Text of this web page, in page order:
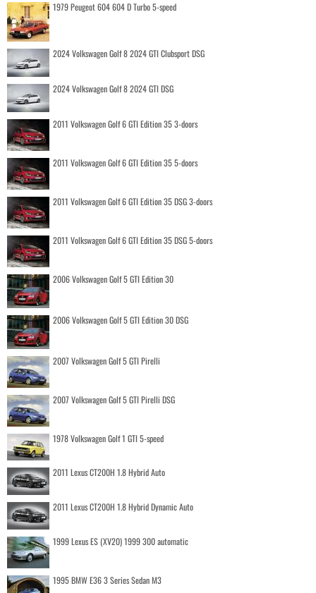
1979 Peugeot 604 604 D Turbo 5-speed
2024 Volkswagen Golf 8 2024 GTI Clubsport DSG
2024 Volkswagen Golf 8 2024 GTI DSG
2011 Volkswagen Golf 6 GTI Edition 35 3-doors
2011 Volkswagen Golf 6 GTI Edition 35 5-doors
2011 Volkswagen Golf 6 GTI Edition 35 DSG 3-doors
2011 Volkswagen Golf 6 GTI Edition 35 DSG 5-doors
2006 Volkswagen Golf 5 GTI Edition 30
2006 Volkswagen Golf 5 GTI Edition 30 DSG
2007 Volkswagen Golf 5 GTI Pirelli
2007 Volkswagen Golf 5 GTI Pirelli DSG
1978 Volkswagen Golf 1 GTI 5-speed
2011 Lexus CT200H 1.8 Hybrid Auto
2011 Lexus CT200H 1.8 Hybrid Dynamic Auto
1999 Lexus ES (XV20) 1999 300 automatic
1995 BMW E36 3 Series Sedan M3